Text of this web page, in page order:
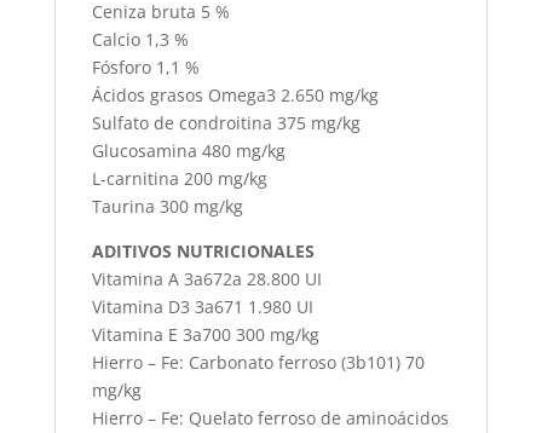
Ceniza bruta 5 %
Calcio 1,3 %
Fósforo 1,1 %
Ácidos grasos Omega3 2.650 mg/kg
Sulfato de condroitina 375 mg/kg
Glucosamina 480 mg/kg
L-carnitina 200 mg/kg
Taurina 300 mg/kg
ADITIVOS NUTRICIONALES
Vitamina A 3a672a 28.800 UI
Vitamina D3 3a671 1.980 UI
Vitamina E 3a700 300 mg/kg
Hierro – Fe: Carbonato ferroso (3b101) 70
mg/kg
Hierro – Fe: Quelato ferroso de aminoácidos